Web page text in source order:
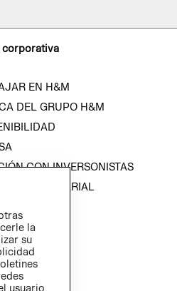
corporativa
EN H&M
DEL GRUPO H&M
CON INVERSONISTAS
EMPRESARIAL
la
su
usuario,